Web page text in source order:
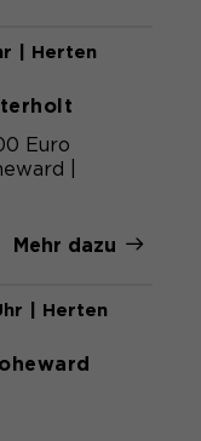
| Herten
Euro
|
Mehr dazu
| Herten